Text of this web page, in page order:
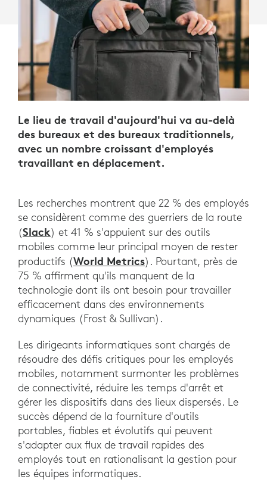
PRODUCTIVITÉ
DÉPLACEMENT
Le lieu de travail d'aujourd'hui va au-delà
des bureaux et des bureaux traditionnels,
avec un nombre croissant d'employés
travaillant en déplacement.
Les recherches montrent que 22 % des employés
se considèrent comme des guerriers de la route
(Slack) et 41 % s'appuient sur des outils
mobiles comme leur principal moyen de rester
productifs (World Metrics). Pourtant, près de
75 % affirment qu'ils manquent de la
technologie dont ils ont besoin pour travailler
efficacement dans des environnements
dynamiques (Frost & Sullivan).
Les dirigeants informatiques sont chargés de
résoudre des défis critiques pour les employés
mobiles, notamment surmonter les problèmes
de connectivité, réduire les temps d'arrêt et
gérer les dispositifs dans des lieux dispersés. Le
succès dépend de la fourniture d'outils
portables, fiables et évolutifs qui peuvent
s'adapter aux flux de travail rapides des
employés tout en rationalisant la gestion pour
les équipes informatiques.